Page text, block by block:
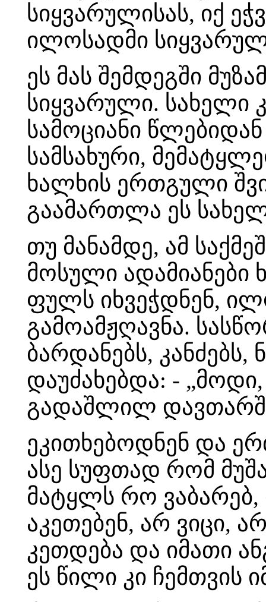
სიყვარულისას, იქ
ილოსადმი
ეს მას შემდეგში
სიყვარული. სახელი
სამოციანი
სამსახური,
ხალხის ერთგული
გაამართლა ეს
თუ მანამდე, ამ
მოსული ადამიანები
ფულს იხვეჭდნენ,
გამოამჟღავნა.
ბარდანებს,
დაუძახებდა: -
გადაშლილ
ეკითხებოდნენ და
ასე სუფთად რომ
მატყლს რო
აკეთებენ, არ ვიცი,
კეთდება და იმათი
ეს წილი კი ჩემთვის